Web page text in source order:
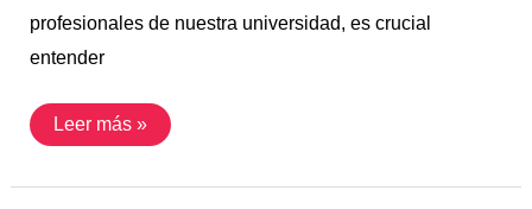
profesionales de nuestra universidad, es crucial
entender
Leer más »